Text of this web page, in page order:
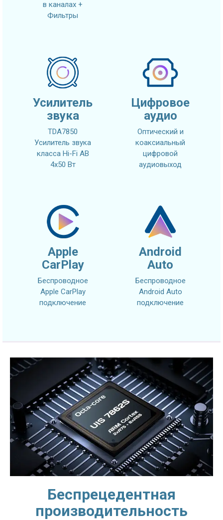
в каналах +
Фильтры
Усилитель
звука
TDA7850
Усилитель звука
класса Hi-Fi AB
4x50 Вт
Цифровое
аудио
Оптический и
коаксиальный
цифровой
аудиовыход
Apple
CarPlay
Беспроводное
Apple CarPlay
подключение
Android
Auto
Беспроводное
Android Auto
подключение
Беспрецедентная
производительность